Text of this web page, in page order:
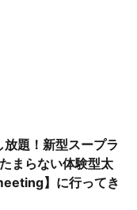
放題！新型スープラ
まらない体験型太
】に行ってき